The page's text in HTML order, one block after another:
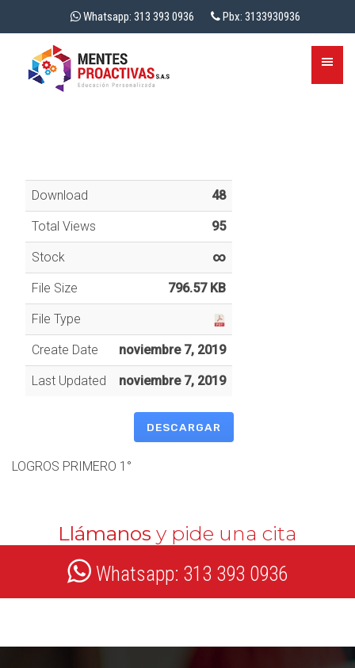
Whatsapp: 313 393 0936 Pbx: 3133930936
Download 48
Total Views 95
Stock ∞
File Size 796.57 KB
File Type
Create Date noviembre 7, 2019
Last Updated noviembre 7, 2019
DESCARGAR
LOGROS PRIMERO 1°
Llámanos y pide una cita
Whatsapp: 313 393 0936